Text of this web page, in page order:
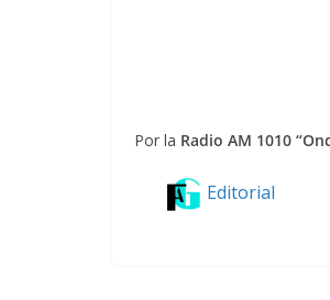
Por la Radio AM 1010
Editorial